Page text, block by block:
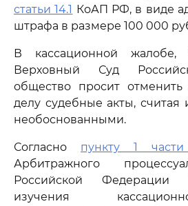
статьи 14.1 КоАП РФ, в виде
штрафа в размере 100 000
В кассационной жалобе,
Верховный Суд
общество просит
делу судебные акты,
необоснованными.
Согласно пункту 1
Арбитражного
Российской Федерации
изучения